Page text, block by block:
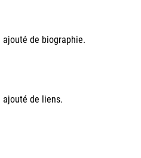
de biographie.
ajouté de liens.